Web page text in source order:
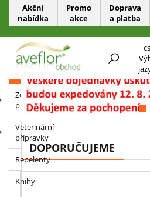
Akční
nabídka
Promo
akce
Doprava
a platba
cs
KATEGORIE
Zdravotnické
prostředky
Veterinární
přípravky
Repelenty
Knihy
DOPORUČUJEME